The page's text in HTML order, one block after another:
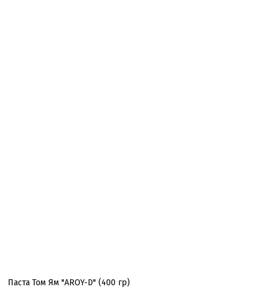
Паста Том Ям "AROY-D" (400 гр)